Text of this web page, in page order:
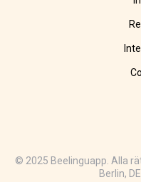
© 2025 Beelinguapp. Alla
Berlin,